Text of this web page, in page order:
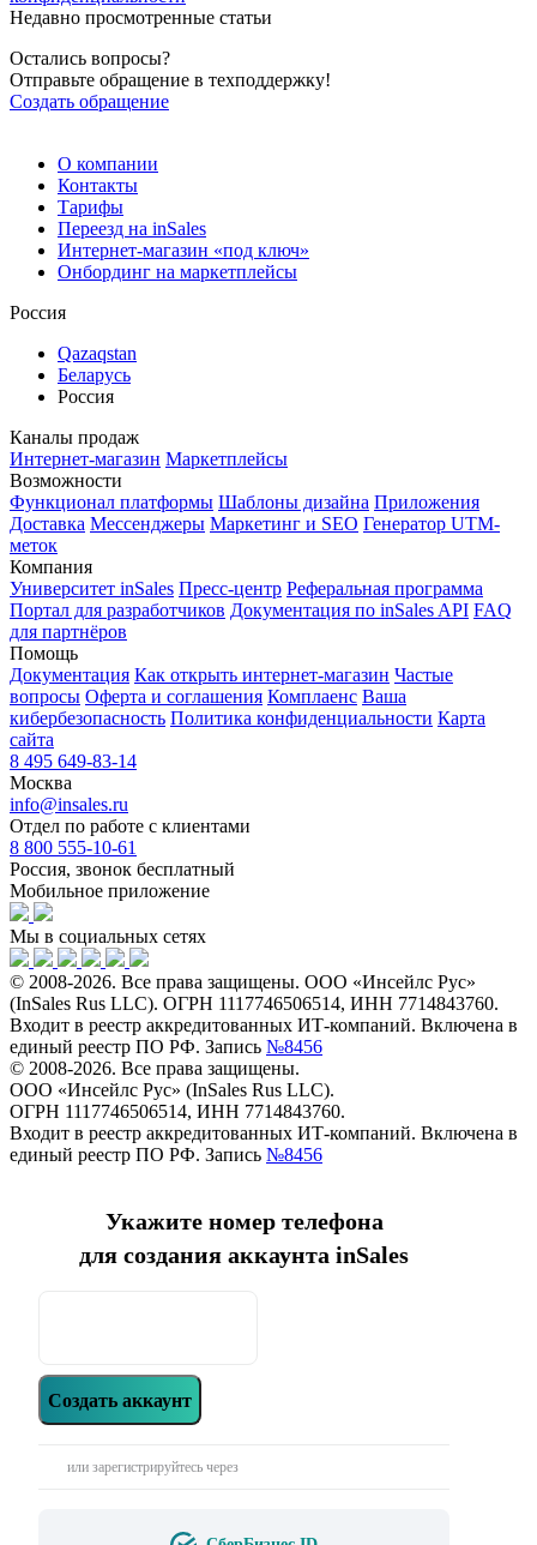
Недавно просмотренные статьи
Остались вопросы?
Отправьте обращение в техподдержку!
Создать обращение
О компании
Контакты
Тарифы
Переезд на inSales
Интернет-магазин «под ключ»
Онбординг на маркетплейсы
Россия
Qazaqstan
Беларусь
Россия
Каналы продаж
Интернет-магазин Маркетплейсы
Возможности
Функционал платформы Шаблоны дизайна Приложения
Доставка Мессенджеры Маркетинг и SEO Генератор UTM-
меток
Компания
Университет inSales Пресс-центр Реферальная программа
Портал для разработчиков Документация по inSales API FAQ
для партнёров
Помощь
Документация Как открыть интернет-магазин Частые
вопросы Оферта и соглашения Комплаенс Ваша
кибербезопасность Политика конфиденциальности Карта
сайта
8 495 649-83-14
Москва
info@insales.ru
Отдел по работе с клиентами
8 800 555-10-61
Россия, звонок бесплатный
Мобильное приложение
Мы в социальных сетях
© 2008-2026. Все права защищены. ООО «Инсейлс Рус»
(InSales Rus LLC). ОГРН 1117746506514, ИНН 7714843760.
Входит в реестр аккредитованных ИТ-компаний. Включена в
единый реестр ПО РФ. Запись №8456
© 2008-2026. Все права защищены.
ООО «Инсейлс Рус» (InSales Rus LLC).
ОГРН 1117746506514, ИНН 7714843760.
Входит в реестр аккредитованных ИТ-компаний. Включена в
единый реестр ПО РФ. Запись №8456
Укажите номер телефона
для создания аккаунта inSales
Создать аккаунт
или зарегистрируйтесь через